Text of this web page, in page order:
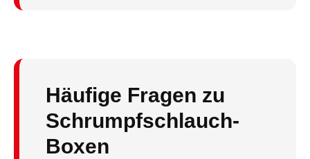
Häufige Fragen zu
Schrumpfschlauch-
Boxen